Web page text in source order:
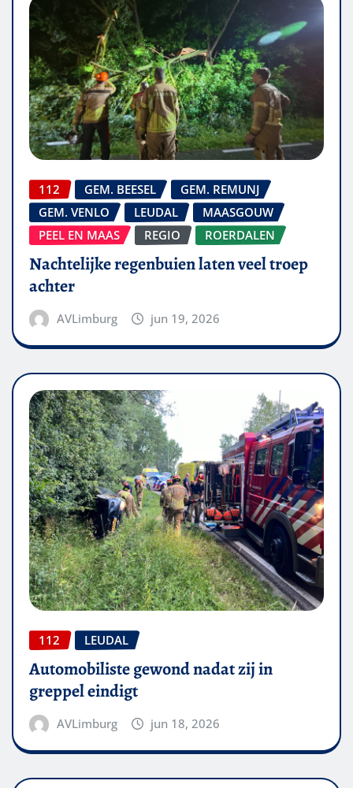
112 GEM. BEESEL
GEM. REMUNJ
GEM. VENLO
LEUDAL
MAASGOUW
PEEL EN MAAS
REGIO ROERDALEN
Nachtelijke regenbuien laten veel troep
achter
AVLimburg jun 19, 2026
112 LEUDAL
Automobiliste gewond nadat zij in
greppel eindigt
AVLimburg jun 18, 2026